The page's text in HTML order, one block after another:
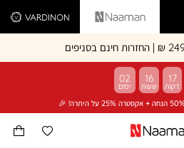
Vardinon Naaman
02 16 17